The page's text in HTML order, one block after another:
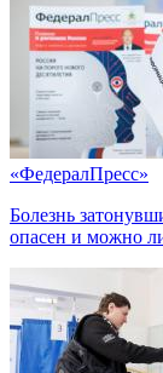
«ФедералПресс»
Болезнь
опасен и можно